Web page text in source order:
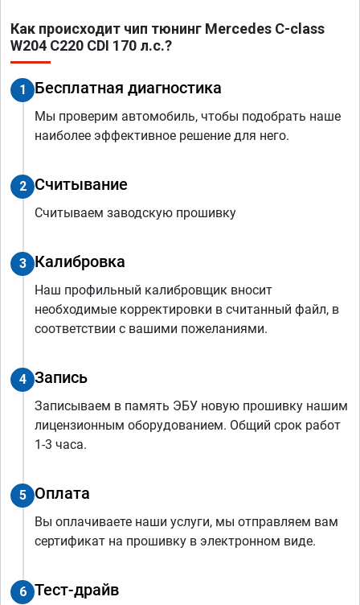
Как происходит чип тюнинг Mercedes C-class
W204 C220 CDI 170 л.с.?
1 Бесплатная диагностика
Мы проверим автомобиль, чтобы подобрать наше
наиболее эффективное решение для него.
2 Считывание
Считываем заводскую прошивку
3 Калибровка
Наш профильный калибровщик вносит
необходимые корректировки в считанный файл, в
соответствии с вашими пожеланиями.
4 Запись
Записываем в память ЭБУ новую прошивку нашим
лицензионным оборудованием. Общий срок работ
1-3 часа.
5 Оплата
Вы оплачиваете наши услуги, мы отправляем вам
сертификат на прошивку в электронном виде.
6 Тест-драйв